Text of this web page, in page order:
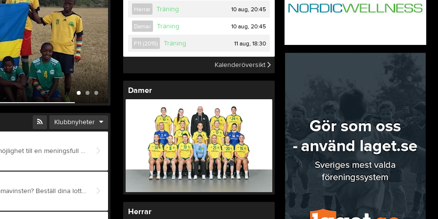
Hemmavinsten
8 maj
Klubbnyheter
IK Cyrus skänker tröjor och bollar för att ge fler barn möjlighet till en meningsfull framtid. Via Global friends for a better future har bollar skänkts till skolor i Wagwe där de spelar handboll. En boll nåddes de yngsta stjärnorna i förskoleklassen. Tröjorna skänktes till två skolor i Ashland och Cara. Där spelar de fotboll tillsammans och kallar sig Ashca. Global Friends for a Better Future är en ideell förening som växte fram ur en stark vilja att göra verklig skillnad. Efter en fältresa till Kenya 2019 tog engagerade lärare inom specialpedagogik initiativet att starta föreningen 2021 – med en gemensam övertygelse om att varje barn förtjänar en trygg framtid. Idag arbetar vi för att ge barn och ungdomar bättre livsvillkor och framtidstro. Genom att samla in medel, bistånd och resurser skapar vi konkreta möjligheter till utveckling och förändring. Vi har under våra verksamma år hjälpt till med skolavgifter, mat, sport- och skolmaterial samt stöttat organisationer till förmån att stärka tjejer. Varje år vid jul har vi gett ut matpaket till barn ungdomar och deras familjer. Vill du också vara med och göra skillnad ? Ditt bidrag hjälper oss att ge fler barn hopp, utbildning och en chans till en bättre morgondag. Swisha ditt bidrag till: 1234448627
Stort Grattis till Odd och IK Cyrus. Du är väl med i hemmavinsten? Beställ dina lotter enkelt så du inte missar chansen och även bidrar till vår verksamhet. https://www.hemmavinsten.se/jonkoping/bestall-lotter/
Herrar Träning 10 aug, 20:45
Damer Träning 10 aug, 20:45
F11 (2015) Träning 11 aug, 18:30
Kalenderöversikt
Damer
Truppen
Serier
Herrar